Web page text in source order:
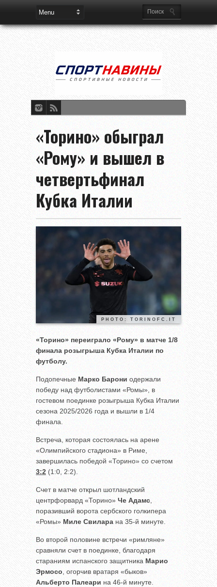
«Торино» обыграл
«Рому» и вышел в
четвертьфинал
Кубка Италии
PHOTO: TORINOFC.IT
«Торино» переиграло «Рому» в матче 1/8
финала розыгрыша Кубка Италии по
футболу.
Подопечные Марко Барони одержали
победу над футболистами «Ромы», в
гостевом поединке розыгрыша Кубка Италии
сезона 2025/2026 года и вышли в 1/4
финала.
Встреча, которая состоялась на арене
«Олимпийского стадиона» в Риме,
завершилась победой «Торино» со счетом
3:2 (1:0, 2:2).
Счет в матче открыл шотландский
центрфорвард «Торино» Че Адамс,
поразивший ворота сербского голкипера
«Ромы» Миле Свилара на 35-й минуте.
Во второй половине встречи «римляне»
сравняли счет в поединке, благодаря
стараниям испанского защитника Марио
Эрмосо, огорчив вратаря «быков»
Альберто Палеари на 46-й минуте.